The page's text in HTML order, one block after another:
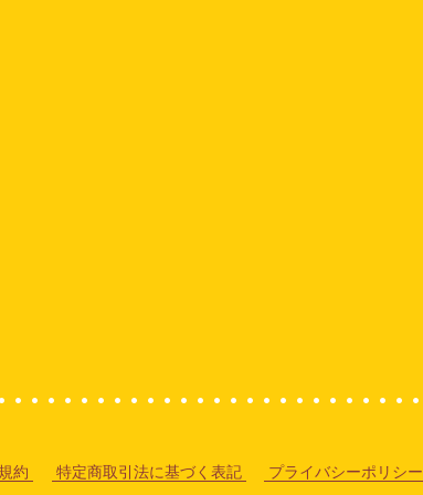
約 特定商取引法に基づく表記 プライバシーポリシー